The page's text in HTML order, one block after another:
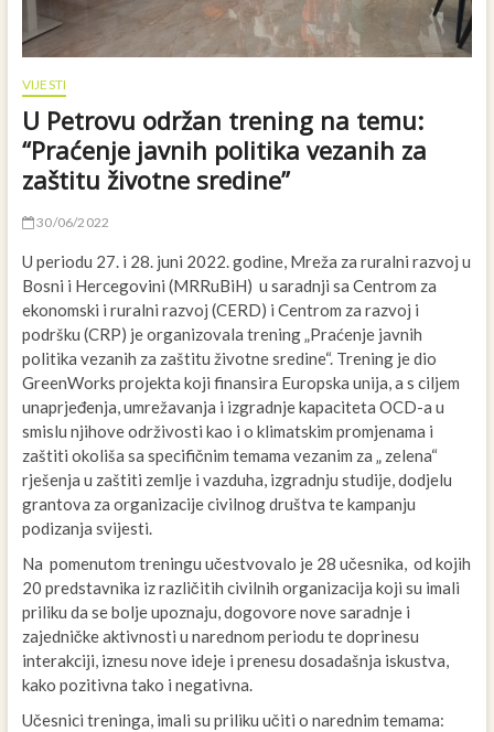
VIJESTI
U Petrovu održan trening na temu:
“Praćenje javnih politika vezanih za
zaštitu životne sredine”
30/06/2022
U periodu 27. i 28. juni 2022. godine, Mreža za ruralni razvoj u
Bosni i Hercegovini (MRRuBiH) u saradnji sa Centrom za
ekonomski i ruralni razvoj (CERD) i Centrom za razvoj i
podršku (CRP) je organizovala trening „Praćenje javnih
politika vezanih za zaštitu životne sredine“. Trening je dio
GreenWorks projekta koji finansira Europska unija, a s ciljem
unaprjeđenja, umrežavanja i izgradnje kapaciteta OCD-a u
smislu njihove održivosti kao i o klimatskim promjenama i
zaštiti okoliša sa specifičnim temama vezanim za „ zelena“
rješenja u zaštiti zemlje i vazduha, izgradnju studije, dodjelu
grantova za organizacije civilnog društva te kampanju
podizanja svijesti.
Na pomenutom treningu učestvovalo je 28 učesnika, od kojih
20 predstavnika iz različitih civilnih organizacija koji su imali
priliku da se bolje upoznaju, dogovore nove saradnje i
zajedničke aktivnosti u narednom periodu te doprinesu
interakciji, iznesu nove ideje i prenesu dosadašnja iskustva,
kako pozitivna tako i negativna.
Učesnici treninga, imali su priliku učiti o narednim temama: